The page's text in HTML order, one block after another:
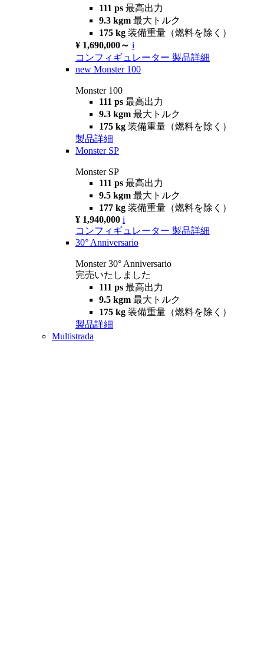
111 ps 最高出力
9.3 kgm 最大トルク
175 kg 装備重量（燃料を除く）
¥ 1,690,000～ i
コンフィギュレーター 製品詳細
new Monster 100
Monster 100
111 ps 最高出力
9.3 kgm 最大トルク
175 kg 装備重量（燃料を除く）
製品詳細
Monster SP
Monster SP
111 ps 最高出力
9.5 kgm 最大トルク
177 kg 装備重量（燃料を除く）
¥ 1,940,000 i
コンフィギュレーター 製品詳細
30° Anniversario
Monster 30° Anniversario
完売いたしました
111 ps 最高出力
9.5 kgm 最大トルク
175 kg 装備重量（燃料を除く）
製品詳細
Multistrada